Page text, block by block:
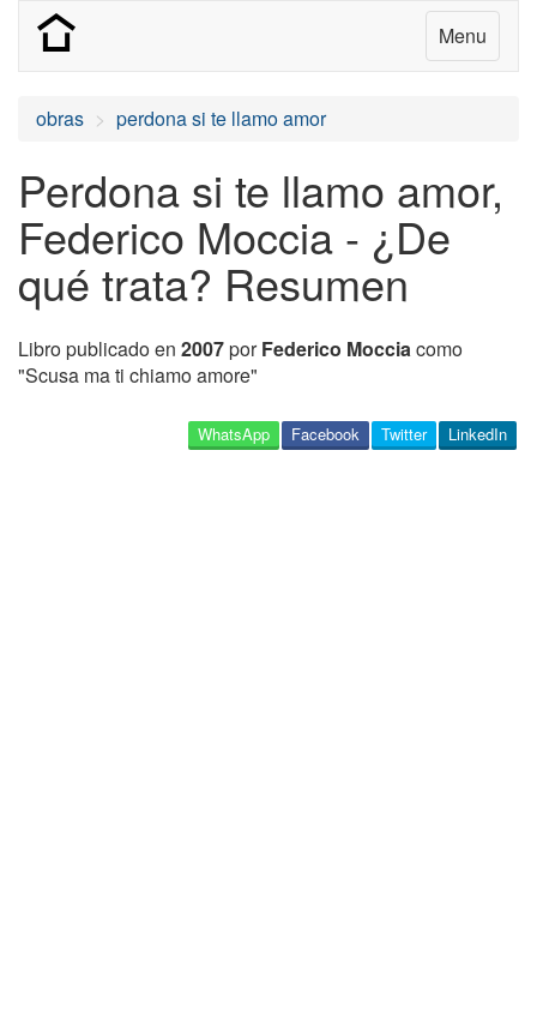
Menu
obras perdona si te llamo amor
Perdona si te llamo amor,
Federico Moccia - ¿De
qué trata? Resumen
Libro publicado en 2007porFederico Mocciacomo
"Scusa ma ti chiamo amore"
LinkedIn
Twitter
Facebook
WhatsApp